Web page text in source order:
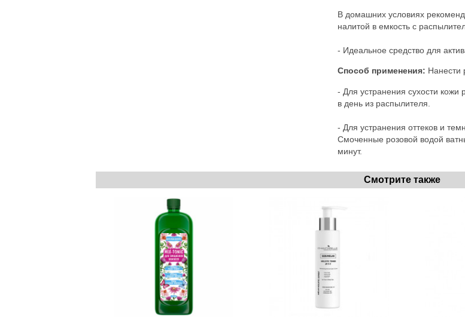
В домашних условиях
налитой в емкость с
- Идеальное средство для
Способ применения: Нанести
- Для устранения сухости кожи
в день из распылителя.
- Для устранения оттеков и
Смоченные розовой водой
минут.
Смотрите также